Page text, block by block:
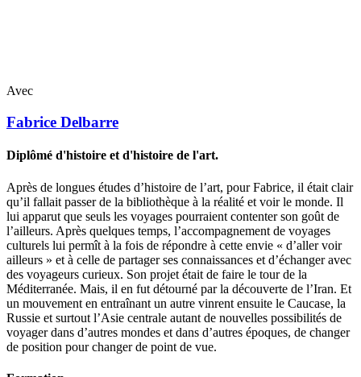
Avec
Fabrice Delbarre
Diplômé d'histoire et d'histoire de l'art.
Après de longues études d’histoire de l’art, pour Fabrice, il était clair
qu’il fallait passer de la bibliothèque à la réalité et voir le monde. Il
lui apparut que seuls les voyages pourraient contenter son goût de
l’ailleurs. Après quelques temps, l’accompagnement de voyages
culturels lui permît à la fois de répondre à cette envie « d’aller voir
ailleurs » et à celle de partager ses connaissances et d’échanger avec
des voyageurs curieux. Son projet était de faire le tour de la
Méditerranée. Mais, il en fut détourné par la découverte de l’Iran. Et
un mouvement en entraînant un autre vinrent ensuite le Caucase, la
Russie et surtout l’Asie centrale autant de nouvelles possibilités de
voyager dans d’autres mondes et dans d’autres époques, de changer
de position pour changer de point de vue.